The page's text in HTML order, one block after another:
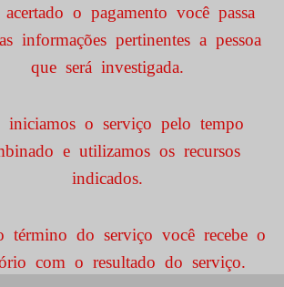
o pagamento você passa
informações pertinentes a pessoa
que será investigada.
iniciamos o serviço pelo tempo
e utilizamos os recursos
indicados.
término do serviço você recebe o
com o resultado do serviço.